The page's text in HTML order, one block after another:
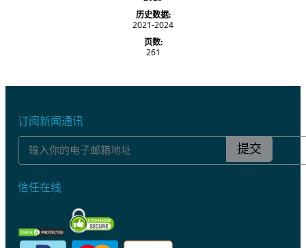
历史数据:
2021-2024
页数:
261
订阅新闻通讯
提交
信任在线